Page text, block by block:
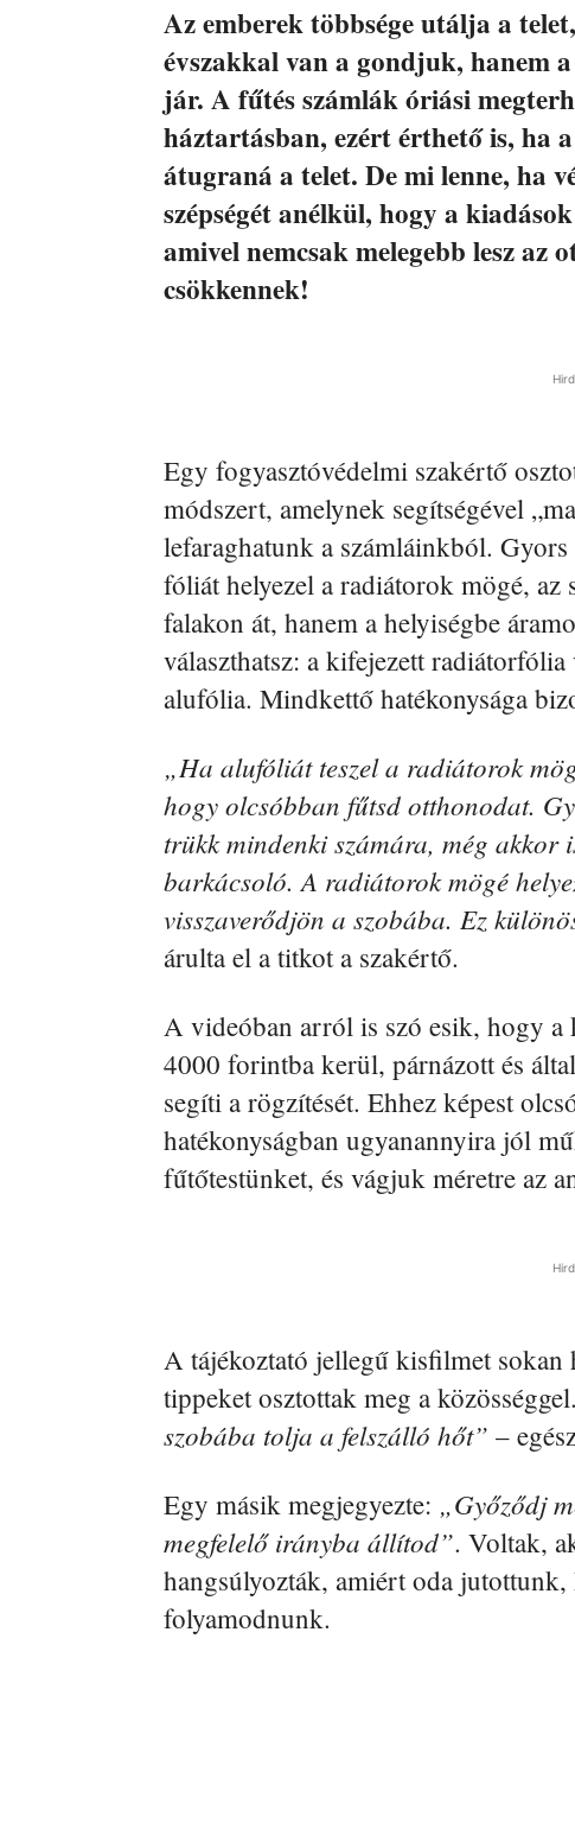
Az emberek többsége utálja a
évszakkal van a gondjuk, hanem
jár. A fűtés számlák óriási
háztartásban, ezért érthető is, ha
átugraná a telet. De mi lenne, ha
szépségét anélkül, hogy a
amivel nemcsak melegebb lesz az
csökkennek!
Egy fogyasztóvédelmi szakértő
módszert, amelynek segítségével
lefaraghatunk a számláinkból.
fóliát helyezel a radiátorok mögé, az
falakon át, hanem a helyiségbe
választhatsz: a kifejezett
alufólia. Mindkettő hatékonysága
„Ha alufóliát teszel a radiátorok
hogy olcsóbban fűtsd otthonodat.
trükk mindenki számára, még akkor
barkácsoló. A radiátorok mögé
visszaverődjön a szobába. Ez
árulta el a titkot a szakértő.
A videóban arról is szó esik, hogy
4000 forintba kerül, párnázott és
segíti a rögzítését. Ehhez képest
hatékonyságban ugyanannyira jól
fűtőtestünket, és vágjuk méretre az
A tájékoztató jellegű kisfilmet
tippeket osztottak meg a közösséggel.
szobába tolja a felszálló hőt” –
Egy másik megjegyezte: „Győződj
megfelelő irányba állítod”. Voltak,
hangsúlyozták, amiért oda
folyamodnunk.